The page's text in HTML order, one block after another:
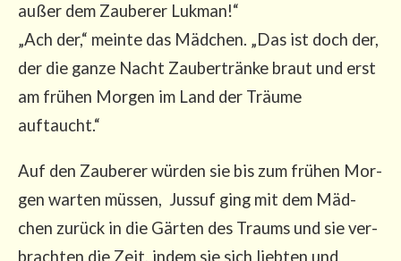
außer dem Zau­be­rer Luk­man!“
„Ach der,“ mein­te das Mäd­chen. „Das ist doch der,
der die gan­ze Nacht Zau­ber­trän­ke braut und erst
am frü­hen Mor­gen im Land der Träu­me
auftaucht.“
Auf den Zau­be­rer wür­den sie bis zum frü­hen Mor­
gen war­ten müs­sen, Jus­suf ging mit dem Mäd­
chen zurück in die Gär­ten des Traums und sie ver­
brach­ten die Zeit, indem sie sich lieb­ten und